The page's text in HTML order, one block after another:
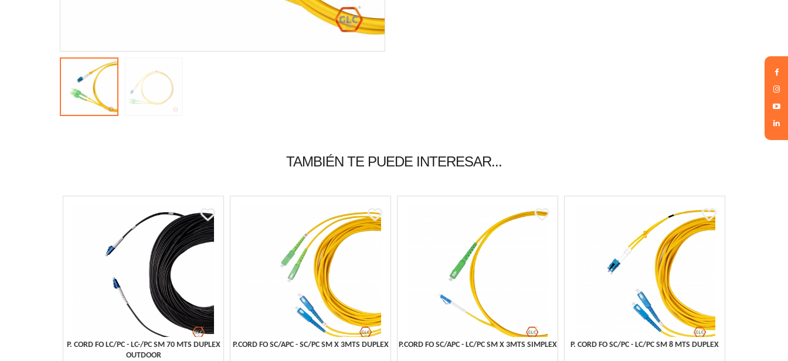
TAMBIÉN TE PUEDE INTERESAR...
P. CORD FO LC/PC - LC-/PC SM 70 MTS DUPLEX
OUTDOOR
P.CORD FO SC/APC - SC/PC SM X 3MTS DUPLEX P.CORD FO SC/APC - LC/PC SM X 3MTS SIMPLEX P. CORD FO SC/PC - LC/PC SM 8 MTS DUPLEX